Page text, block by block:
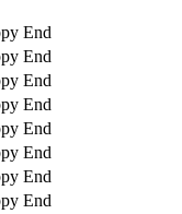
End
End
End
End
End
End
End
End